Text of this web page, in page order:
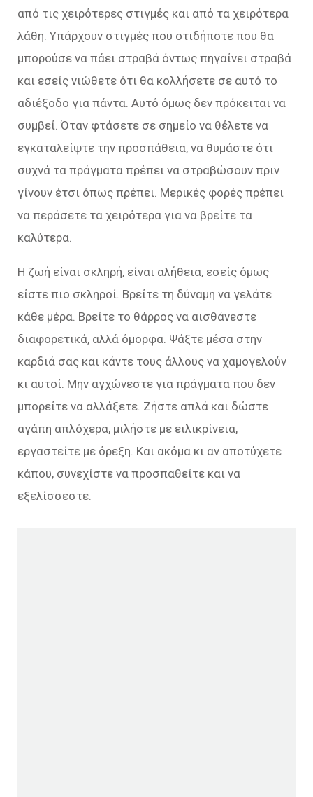
από τις χειρότερες στιγμές και από τα χειρότερα
λάθη. Υπάρχουν στιγμές που οτιδήποτε που θα
μπορούσε να πάει στραβά όντως πηγαίνει στραβά
και εσείς νιώθετε ότι θα κολλήσετε σε αυτό το
αδιέξοδο για πάντα. Αυτό όμως δεν πρόκειται να
συμβεί. Όταν φτάσετε σε σημείο να θέλετε να
εγκαταλείψτε την προσπάθεια, να θυμάστε ότι
συχνά τα πράγματα πρέπει να στραβώσουν πριν
γίνουν έτσι όπως πρέπει. Μερικές φορές πρέπει
να περάσετε τα χειρότερα για να βρείτε τα
καλύτερα.
Η ζωή είναι σκληρή, είναι αλήθεια, εσείς όμως
είστε πιο σκληροί. Βρείτε τη δύναμη να γελάτε
κάθε μέρα. Βρείτε το θάρρος να αισθάνεστε
διαφορετικά, αλλά όμορφα. Ψάξτε μέσα στην
καρδιά σας και κάντε τους άλλους να χαμογελούν
κι αυτοί. Μην αγχώνεστε για πράγματα που δεν
μπορείτε να αλλάξετε. Ζήστε απλά και δώστε
αγάπη απλόχερα, μιλήστε με ειλικρίνεια,
εργαστείτε με όρεξη. Και ακόμα κι αν αποτύχετε
κάπου, συνεχίστε να προσπαθείτε και να
εξελίσσεστε.